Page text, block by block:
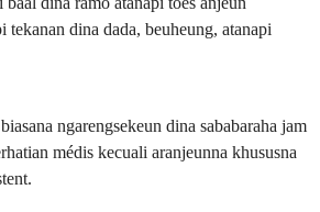
tekanan dina dada, beuheung, atanapi
ngarengsekeun dina sababaraha jam
médis kecuali aranjeunna khususna